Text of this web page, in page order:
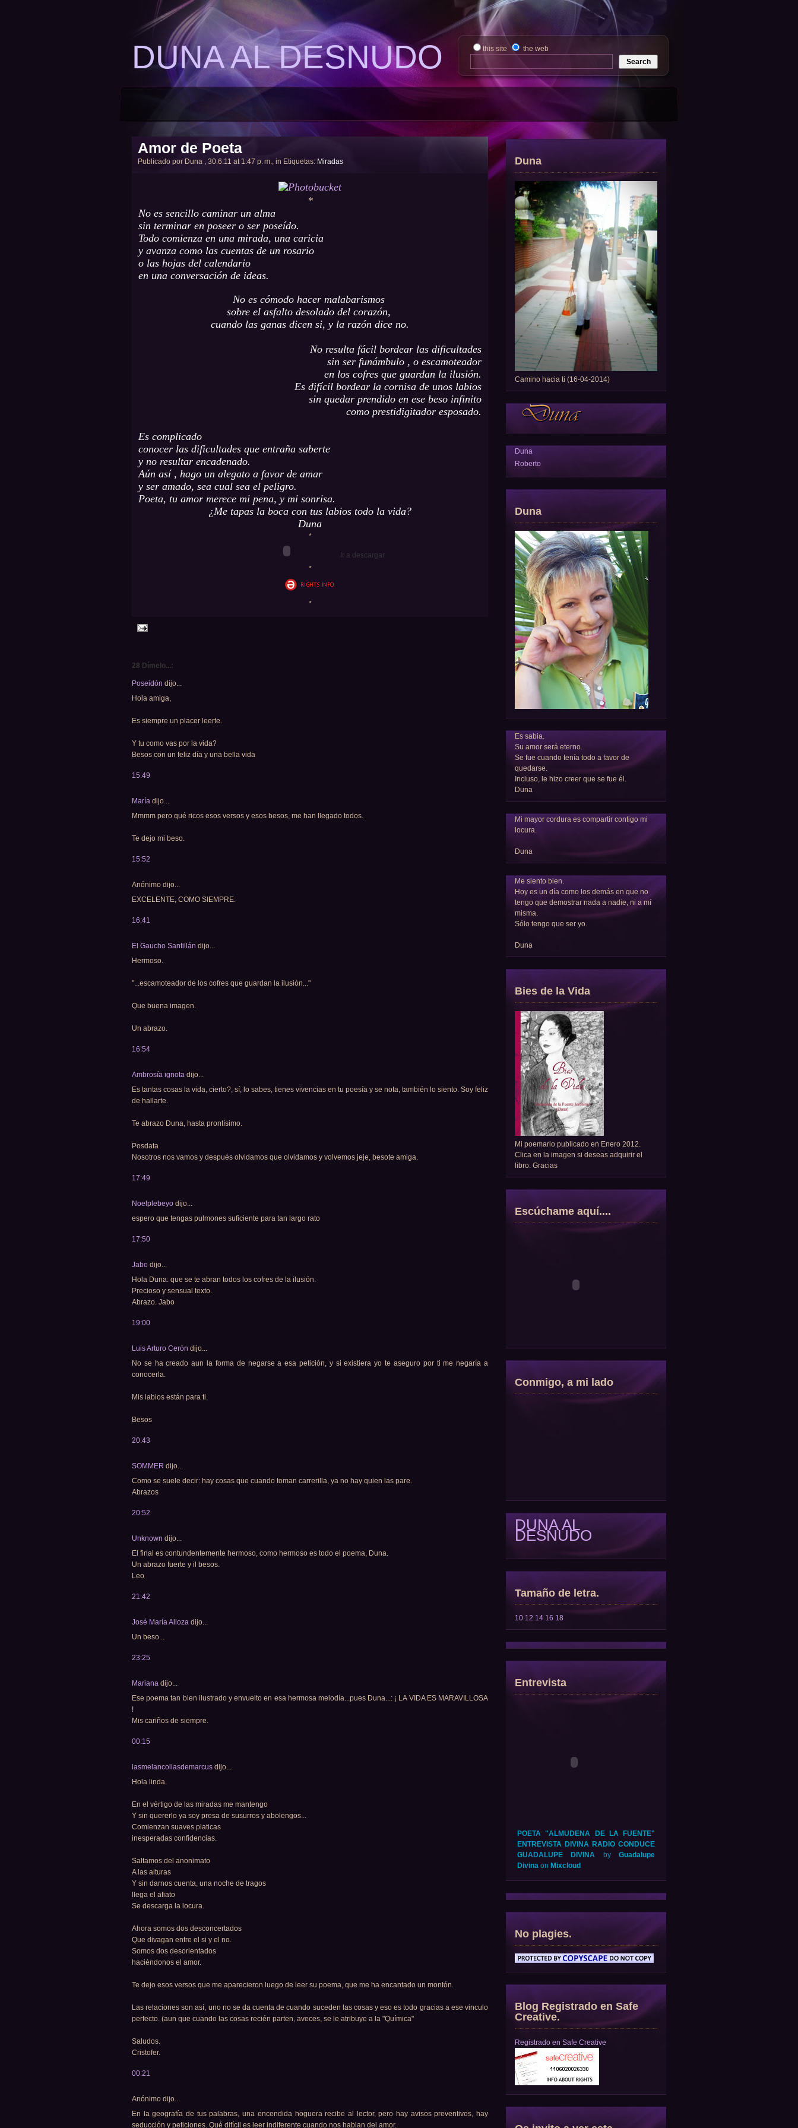
DUNA AL DESNUDO this site the web
Amor de Poeta
Publicado por Duna , 30.6.11 at 1:47 p. m., in Etiquetas: Miradas
*
No es sencillo caminar un alma
sin terminar en poseer o ser poseído.
Todo comienza en una mirada, una caricia
y avanza como las cuentas de un rosario
o las hojas del calendario
en una conversación de ideas.
No es cómodo hacer malabarismos
sobre el asfalto desolado del corazón,
cuando las ganas dicen si, y la razón dice no.
No resulta fácil bordear las dificultades
sin ser funámbulo , o escamoteador
en los cofres que guardan la ilusión.
Es difícil bordear la cornisa de unos labios
sin quedar prendido en ese beso infinito
como prestidigitador esposado.
Es complicado
conocer las dificultades que entraña saberte
y no resultar encadenado.
Aún así , hago un alegato a favor de amar
y ser amado, sea cual sea el peligro.
Poeta, tu amor merece mi pena, y mi sonrisa.
¿Me tapas la boca con tus labios todo la vida?
Duna
*
Ir a descargar
*
*
28 Dímelo...:
Poseidón dijo...
Hola amiga,
Es siempre un placer leerte.
Y tu como vas por la vida?
Besos con un feliz día y una bella vida
15:49
María dijo...
Mmmm pero qué ricos esos versos y esos besos, me han llegado todos.
Te dejo mi beso.
15:52
Anónimo dijo...
EXCELENTE, COMO SIEMPRE.
16:41
El Gaucho Santillán dijo...
Hermoso.
"...escamoteador de los cofres que guardan la ilusiòn..."
Que buena imagen.
Un abrazo.
16:54
Ambrosía ignota dijo...
Es tantas cosas la vida, cierto?, sí, lo sabes, tienes vivencias en tu poesía y se nota, también lo siento. Soy feliz
de hallarte.
Te abrazo Duna, hasta prontísimo.
Posdata
Nosotros nos vamos y después olvidamos que olvidamos y volvemos jeje, besote amiga.
17:49
Noelplebeyo dijo...
espero que tengas pulmones suficiente para tan largo rato
17:50
Jabo dijo...
Hola Duna: que se te abran todos los cofres de la ilusión.
Precioso y sensual texto.
Abrazo. Jabo
19:00
Luis Arturo Cerón dijo...
No se ha creado aun la forma de negarse a esa petición, y si existiera yo te aseguro por ti me negaría a
conocerla.
Mis labios están para ti.
Besos
20:43
SOMMER dijo...
Como se suele decir: hay cosas que cuando toman carrerilla, ya no hay quien las pare.
Abrazos
20:52
Unknown dijo...
El final es contundentemente hermoso, como hermoso es todo el poema, Duna.
Un abrazo fuerte y il besos.
Leo
21:42
José María Alloza dijo...
Un beso...
23:25
Mariana dijo...
Ese poema tan bien ilustrado y envuelto en esa hermosa melodía...pues Duna...: ¡ LA VIDA ES MARAVILLOSA
!
Mis cariños de siempre.
00:15
lasmelancoliasdemarcus dijo...
Hola linda.
En el vértigo de las miradas me mantengo
Y sin quererlo ya soy presa de susurros y abolengos...
Comienzan suaves platicas
inesperadas confidencias.
Saltamos del anonimato
A las alturas
Y sin darnos cuenta, una noche de tragos
llega el afiato
Se descarga la locura.
Ahora somos dos desconcertados
Que divagan entre el si y el no.
Somos dos desorientados
haciéndonos el amor.
Te dejo esos versos que me aparecieron luego de leer su poema, que me ha encantado un montón.
Las relaciones son así, uno no se da cuenta de cuando suceden las cosas y eso es todo gracias a ese vinculo
perfecto. (aun que cuando las cosas recién parten, aveces, se le atribuye a la "Química"
Saludos.
Cristofer.
00:21
Anónimo dijo...
En la geografía de tus palabras, una encendida hoguera recibe al lector, pero hay avisos preventivos, hay
seducción y peticiones. Qué difícil es leer indiferente cuando nos hablan del amor.
Duna
Camino hacia ti (16-04-2014)
Duna
Roberto
Duna
Es sabia.
Su amor será eterno.
Se fue cuando tenía todo a favor de
quedarse.
Incluso, le hizo creer que se fue él.
Duna
Mi mayor cordura es compartir contigo mi
locura.
Duna
Me siento bien.
Hoy es un día como los demás en que no
tengo que demostrar nada a nadie, ni a mí
misma.
Sólo tengo que ser yo.
Duna
Bies de la Vida
Mi poemario publicado en Enero 2012.
Clica en la imagen si deseas adquirir el
libro. Gracias
Escúchame aquí....
Conmigo, a mi lado
DUNA AL
DESNUDO
Tamaño de letra.
10 12 14 16 18
Entrevista
POETA "ALMUDENA DE LA FUENTE"
ENTREVISTA DIVINA RADIO CONDUCE
GUADALUPE DIVINA byGuadalupe
Divina on Mixcloud
No plagies.
Blog Registrado en Safe
Creative.
Registrado en Safe Creative